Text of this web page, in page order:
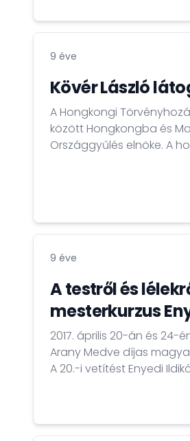
9 éve
Kövér László
A Hongkongi
között Hongkongba és
Országgyűlés elnöke. A
tovább erősítette a
hozzájárult a gazdasági
9 éve
A testről és
mesterkurzus
2017. április 20-án és 24-
Arany Medve díjas
A 20.-i vetítést Enyedi
férőhelyes Grand